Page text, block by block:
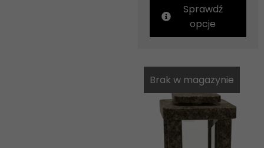
Sprawdź
opcje
Brak w magazynie